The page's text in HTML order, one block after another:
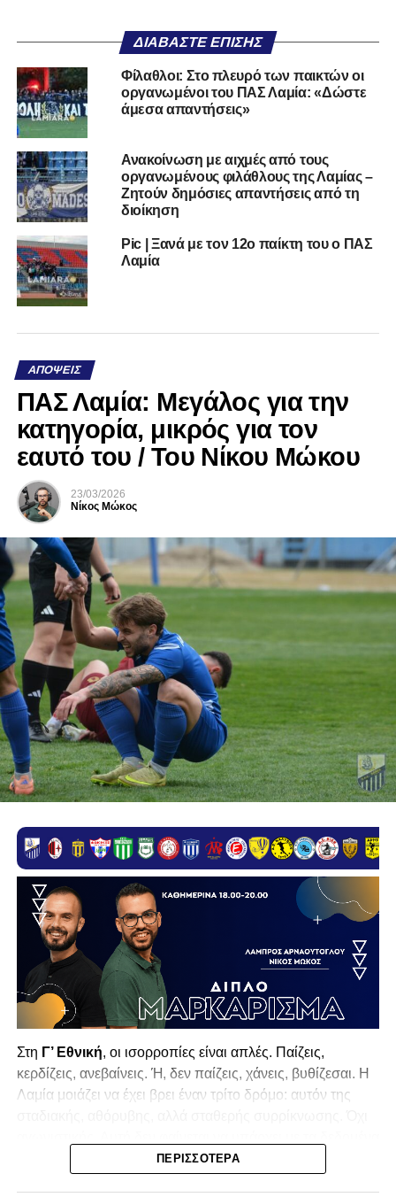
ΔΙΑΒΆΣΤΕ ΕΠΊΣΗΣ
Φίλαθλοι: Στο πλευρό των παικτών οι
οργανωμένοι του ΠΑΣ Λαμία: «Δώστε
άμεσα απαντήσεις»
Ανακοίνωση με αιχμές από τους
οργανωμένους φιλάθλους της Λαμίας –
Ζητούν δημόσιες απαντήσεις από τη
διοίκηση
Pic | Ξανά με τον 12ο παίκτη του ο ΠΑΣ
Λαμία
ΑΠΌΨΕΙΣ
ΠΑΣ Λαμία: Μεγάλος για την
κατηγορία, μικρός για τον
εαυτό του / Του Νίκου Μώκου
23/03/2026
Νίκος Μώκος
Στη Γ’ Εθνική, οι ισορροπίες είναι απλές. Παίζεις,
κερδίζεις, ανεβαίνεις. Ή, δεν παίζεις, χάνεις, βυθίζεσαι. Η
Λαμία μοιάζει να έχει βρει έναν τρίτο δρόμο: αυτόν της
της κατηγορίας. Της συρρίκνωσης της ίδιας της
ΠΕΡΙΣΣΌΤΕΡΑ